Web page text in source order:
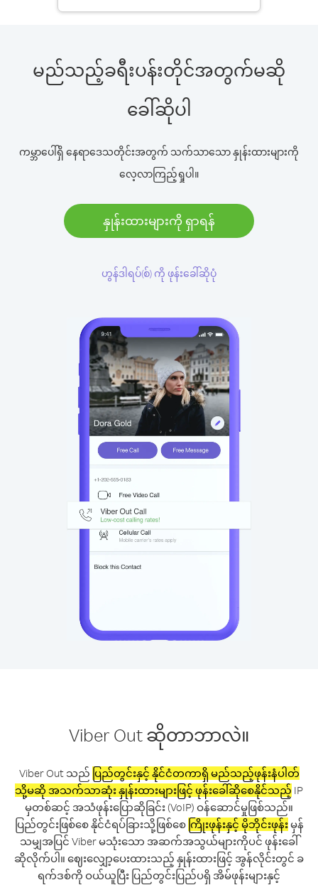
မည်သည့်ခရီးပန်းတိုင်အတွက်မဆို
ခေါ်ဆိုပါ
ကမ္ဘာပေါ်ရှိ နေရာဒေသတိုင်းအတွက် သက်သာသော နှုန်းထားများကို
လေ့လာကြည့်ရှုပါ။
နှုန်းထားများကို ရှာရန်
ဟွန်ဒါရပ်(စ်) ကို ဖုန်းခေါ်ဆိုပုံ
Viber Out ဆိုတာဘာလဲ။
Viber Out သည် ပြည်တွင်းနှင့် နိုင်ငံတကာရှိ မည်သည့်ဖုန်းနံပါတ်
သို့မဆို အသက်သာဆုံး နှုန်းထားများဖြင့် ဖုန်းခေါ်ဆိုစေနိုင်သည့် IP
မှတစ်ဆင့် အသံဖုန်းပြောဆိုခြင်း (VoIP) ဝန်ဆောင်မှုဖြစ်သည်။
ပြည်တွင်းဖြစ်စေ နိုင်ငံရပ်ခြားသို့ဖြစ်စေ ကြိုးဖုန်းနှင့် မိုဘိုင်းဖုန်းမှန်
သမျှအပြင် Viber မသုံးသော အဆက်အသွယ်များကိုပင် ဖုန်းခေါ်
ဆိုလိုက်ပါ။ ဈေးလျှော့ပေးထားသည့် နှုန်းထားဖြင့် အွန်လိုင်းတွင် ခ
ရက်ဒစ်ကို ဝယ်ယူပြီး ပြည်တွင်းပြည်ပရှိ အိမ်ဖုန်းများနှင့်